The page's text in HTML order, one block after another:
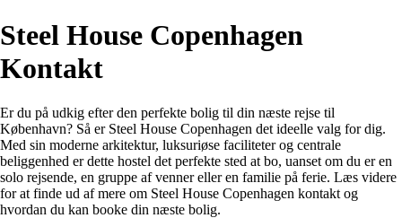
Steel House Copenhagen
Kontakt
Er du på udkig efter den perfekte bolig til din næste rejse til
København? Så er Steel House Copenhagen det ideelle valg for dig.
Med sin moderne arkitektur, luksuriøse faciliteter og centrale
beliggenhed er dette hostel det perfekte sted at bo, uanset om du er en
solo rejsende, en gruppe af venner eller en familie på ferie. Læs videre
for at finde ud af mere om Steel House Copenhagen kontakt og
hvordan du kan booke din næste bolig.